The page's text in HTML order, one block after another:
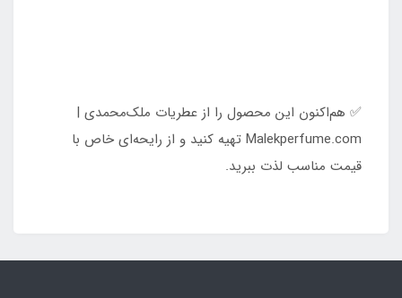
✅ هم‌اکنون این محصول را از عطریات ملک‌محمدی |
Malekperfume.com تهیه کنید و از رایحه‌ای خاص با
قیمت مناسب لذت ببرید.